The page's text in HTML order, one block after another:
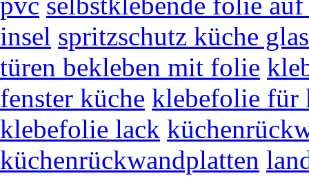
insel spritzschutz küche
türen bekleben mit folie
fenster küche klebefolie für
klebefolie lack
küchenrückwandplatten